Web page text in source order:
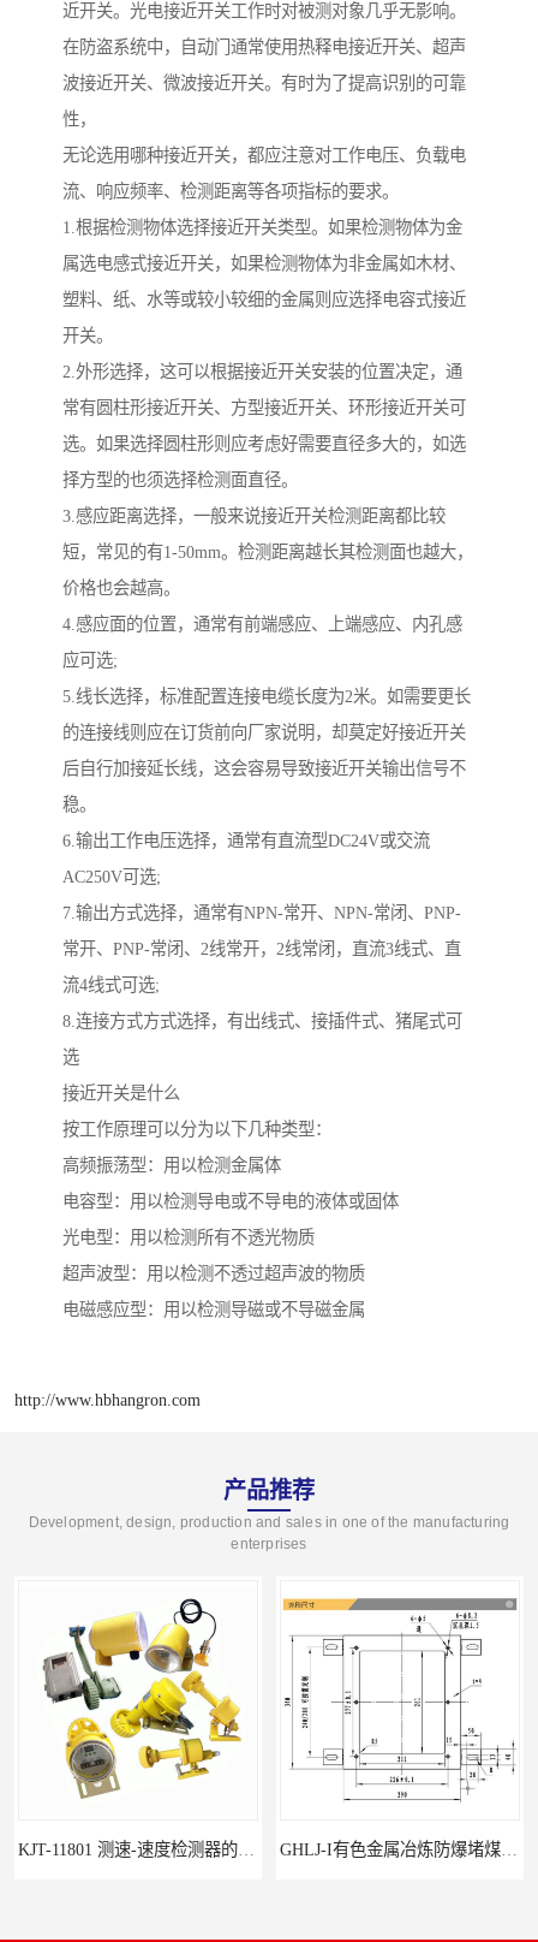
近开关。光电接近开关工作时对被测对象几乎无影响。
在防盗系统中，自动门通常使用热释电接近开关、超声
波接近开关、微波接近开关。有时为了提高识别的可靠
性，
无论选用哪种接近开关，都应注意对工作电压、负载电
流、响应频率、检测距离等各项指标的要求。
1.根据检测物体选择接近开关类型。如果检测物体为金
属选电感式接近开关，如果检测物体为非金属如木材、
塑料、纸、水等或较小较细的金属则应选择电容式接近
开关。
2.外形选择，这可以根据接近开关安装的位置决定，通
常有圆柱形接近开关、方型接近开关、环形接近开关可
选。如果选择圆柱形则应考虑好需要直径多大的，如选
择方型的也须选择检测面直径。
3.感应距离选择，一般来说接近开关检测距离都比较
短，常见的有1-50mm。检测距离越长其检测面也越大，
价格也会越高。
4.感应面的位置，通常有前端感应、上端感应、内孔感
应可选;
5.线长选择，标准配置连接电缆长度为2米。如需要更长
的连接线则应在订货前向厂家说明，却莫定好接近开关
后自行加接延长线，这会容易导致接近开关输出信号不
稳。
6.输出工作电压选择，通常有直流型DC24V或交流
AC250V可选;
7.输出方式选择，通常有NPN-常开、NPN-常闭、PNP-
常开、PNP-常闭、2线常开，2线常闭，直流3线式、直
流4线式可选;
8.连接方式方式选择，有出线式、接插件式、猪尾式可
选
接近开关是什么
按工作原理可以分为以下几种类型：
高频振荡型：用以检测金属体
电容型：用以检测导电或不导电的液体或固体
光电型：用以检测所有不透光物质
超声波型：用以检测不透过超声波的物质
电磁感应型：用以检测导磁或不导磁金属
http://www.hbhangron.com
产品推荐
Development, design, production and sales in one of the manufacturing
enterprises
如何选择适合的防爆撕裂开关